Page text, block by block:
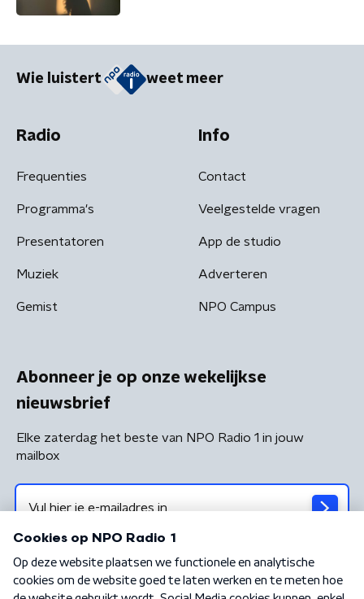
Wie luistert weet meer
Radio
Frequenties
Programma's
Presentatoren
Muziek
Gemist
Info
Contact
Veelgestelde vragen
App de studio
Adverteren
NPO Campus
Abonneer je op onze wekelijkse
nieuwsbrief
Elke zaterdag het beste van NPO Radio 1 in jouw
mailbox